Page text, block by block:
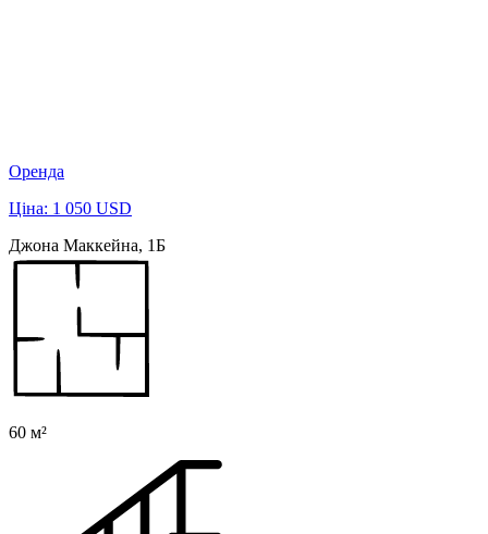
Оренда
Ціна: 1 050 USD
Джона Маккейна, 1Б
60 м²